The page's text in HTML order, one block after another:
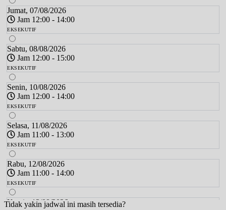
Jumat, 07/08/2026
Jam 12:00 - 14:00
EKSEKUTIF
Sabtu, 08/08/2026
Jam 12:00 - 15:00
EKSEKUTIF
Senin, 10/08/2026
Jam 12:00 - 14:00
EKSEKUTIF
Selasa, 11/08/2026
Jam 11:00 - 13:00
EKSEKUTIF
Rabu, 12/08/2026
Jam 11:00 - 14:00
EKSEKUTIF
Kamis, 13/08/2026
Tidak yakin jadwal ini masih tersedia?